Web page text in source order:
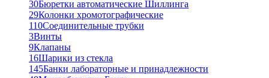
30Бюретки автоматические Шиллинга
29Колонки хромотографические
110Соединительные трубки
3Винты
9Клапаны
16Шарики из стекла
145Банки лабораторные и принадлежности